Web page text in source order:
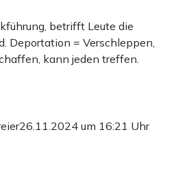
betrifft Leute die
Deportation = Verschleppen,
kann jeden treffen.
26.11.2024 um 16:21 Uhr